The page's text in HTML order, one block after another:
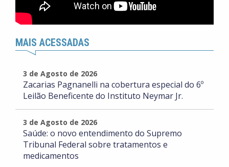
MAIS ACESSADAS
3 de Agosto de 2026
Zacarias Pagnanelli na cobertura especial do 6º
Leilão Beneficente do Instituto Neymar Jr.
3 de Agosto de 2026
Saúde: o novo entendimento do Supremo
Tribunal Federal sobre tratamentos e
medicamentos